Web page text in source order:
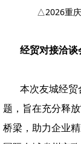
△2026重庆
经贸对接洽
本次友城经贸
题，旨在充分释
桥梁，助力企业